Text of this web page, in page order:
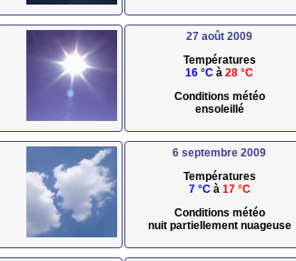
27 août 2009
Températures
16 °C à 28 °C
Conditions météo
ensoleillé
6 septembre 2009
Températures
7 °Cà 17 °C
Conditions météo
nuit partiellement nuageuse